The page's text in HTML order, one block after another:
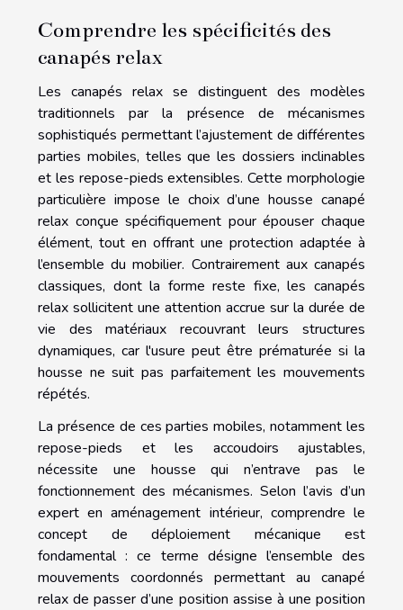
Comprendre les spécificités des
canapés relax
Les canapés relax se distinguent des modèles
traditionnels par la présence de mécanismes
sophistiqués permettant l’ajustement de différentes
parties mobiles, telles que les dossiers inclinables
et les repose-pieds extensibles. Cette morphologie
particulière impose le choix d’une housse canapé
relax conçue spécifiquement pour épouser chaque
élément, tout en offrant une protection adaptée à
l’ensemble du mobilier. Contrairement aux canapés
classiques, dont la forme reste fixe, les canapés
relax sollicitent une attention accrue sur la durée de
vie des matériaux recouvrant leurs structures
dynamiques, car l'usure peut être prématurée si la
housse ne suit pas parfaitement les mouvements
répétés.
La présence de ces parties mobiles, notamment les
repose-pieds et les accoudoirs ajustables,
nécessite une housse qui n’entrave pas le
fonctionnement des mécanismes. Selon l’avis d’un
expert en aménagement intérieur, comprendre le
concept de déploiement mécanique est
fondamental : ce terme désigne l’ensemble des
mouvements coordonnés permettant au canapé
relax de passer d’une position assise à une position